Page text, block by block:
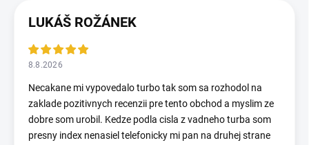
LUKÁŠ ROŽÁNEK
8.8.2026
Necakane mi vypovedalo turbo tak som sa rozhodol na
zaklade pozitivnych recenzii pre tento obchod a myslim ze
dobre som urobil. Kedze podla cisla z vadneho turba som
presny index nenasiel telefonicky mi pan na druhej strane